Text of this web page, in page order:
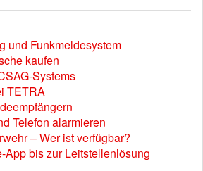
und Funkmeldesystem
kaufen
Systems
TETRA
Telefon alarmieren
– Wer ist verfügbar?
App bis zur Leitstellenlösung